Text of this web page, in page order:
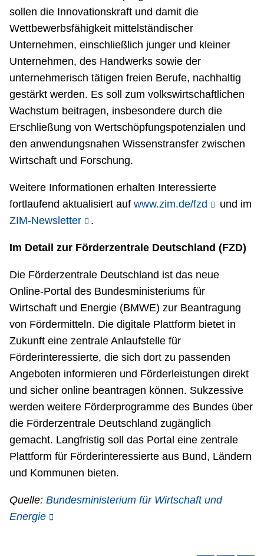
sollen die Innovationskraft und damit die
Wettbewerbsfähigkeit mittelständischer
Unternehmen, einschließlich junger und kleiner
Unternehmen, des Handwerks sowie der
unternehmerisch tätigen freien Berufe, nachhaltig
gestärkt werden. Es soll zum volkswirtschaftlichen
Wachstum beitragen, insbesondere durch die
Erschließung von Wertschöpfungspotenzialen und
den anwendungsnahen Wissenstransfer zwischen
Wirtschaft und Forschung.
Weitere Informationen erhalten Interessierte
fortlaufend aktualisiert auf www.zim.de/fzd
und im
ZIM-Newsletter
.
Im Detail zur Förderzentrale Deutschland (FZD)
Die Förderzentrale Deutschland ist das neue
Online-Portal des Bundesministeriums für
Wirtschaft und Energie (BMWE) zur Beantragung
von Fördermitteln. Die digitale Plattform bietet in
Zukunft eine zentrale Anlaufstelle für
Förderinteressierte, die sich dort zu passenden
Angeboten informieren und Förderleistungen direkt
und sicher online beantragen können. Sukzessive
werden weitere Förderprogramme des Bundes über
die Förderzentrale Deutschland zugänglich
gemacht. Langfristig soll das Portal eine zentrale
Plattform für Förderinteressierte aus Bund, Ländern
und Kommunen bieten.
Quelle: Bundesministerium für Wirtschaft und
Energie